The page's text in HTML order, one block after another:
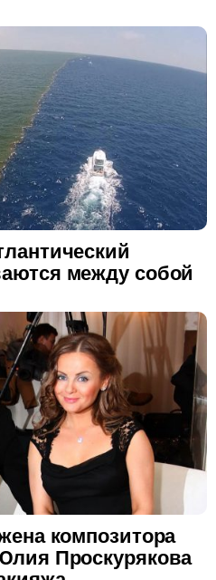
между собой
композитора
Проскурякова